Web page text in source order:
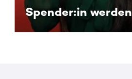
Spender:in werden